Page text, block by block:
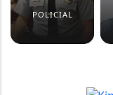
POLICIAL